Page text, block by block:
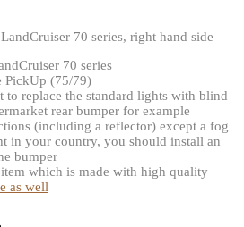
70 series, right hand side
70 series
PickUp (75/79)
replace the standard lights with blind
rear bumper for example
(including a reflector) except a fog
in your country, you should install an
bumper
which is made with high quality
as well